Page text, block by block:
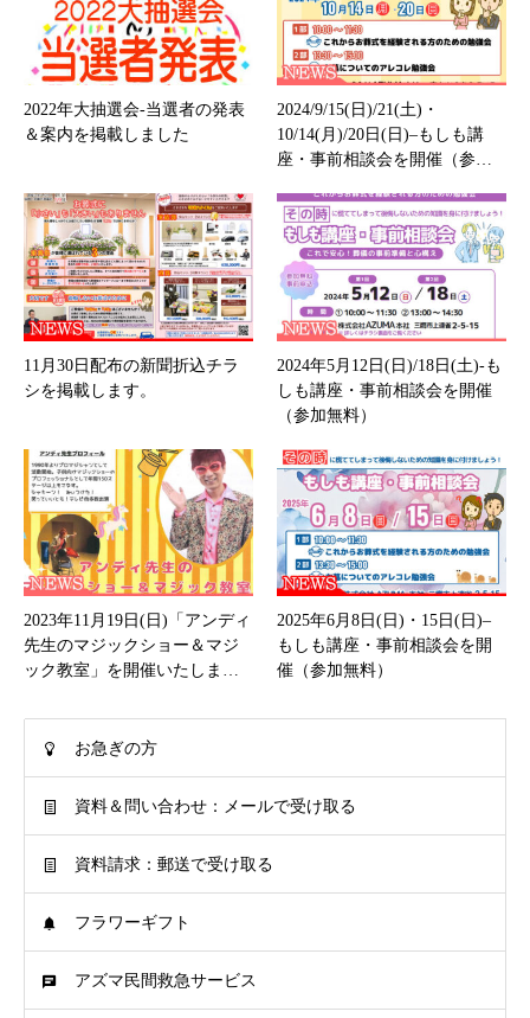
2022年大抽選会-当選者の発表
＆案内を掲載しました
2024/9/15(日)/21(土)・
10/14(月)/20日(日)–もしも講
座・事前相談会を開催（参…
11月30日配布の新聞折込チラ
シを掲載します。
2024年5月12日(日)/18日(土)-も
しも講座・事前相談会を開催
（参加無料）
2023年11月19日(日)「アンディ
先生のマジックショー＆マジ
ック教室」を開催いたしま…
2025年6月8日(日)・15日(日)–
もしも講座・事前相談会を開
催（参加無料）
お急ぎの方
資料＆問い合わせ：メールで受け取る
資料請求：郵送で受け取る
フラワーギフト
アズマ民間救急サービス